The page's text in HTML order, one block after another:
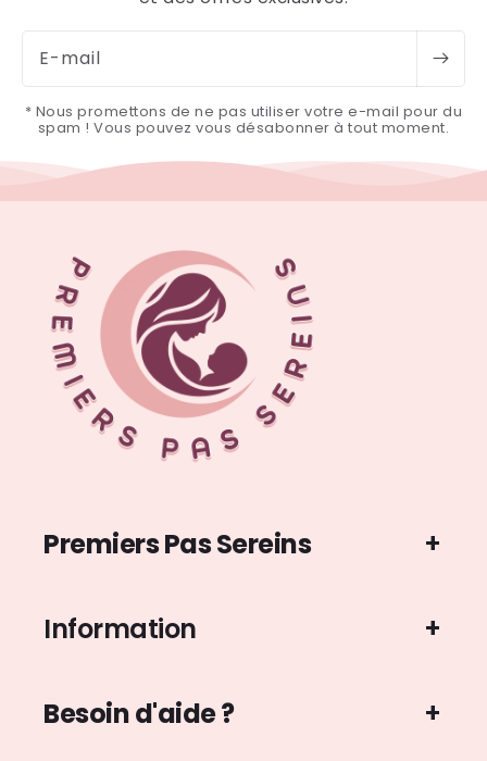
E-mail
* Nous promettons de ne pas utiliser votre e-mail pour du
spam ! Vous pouvez vous désabonner à tout moment.
Premiers Pas Sereins
Information
Besoin d'aide ?